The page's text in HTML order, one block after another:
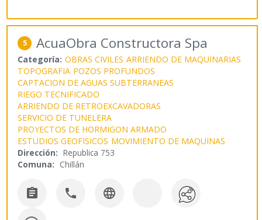
5 AcuaObra Constructora Spa
Categoría: OBRAS CIVILES ARRIENDO DE MAQUINARIAS
TOPOGRAFIA POZOS PROFUNDOS
CAPTACION DE AGUAS SUBTERRANEAS
RIEGO TECNIFICADO
ARRIENDO DE RETROEXCAVADORAS
SERVICIO DE TUNELERA
PROYECTOS DE HORMIGON ARMADO
ESTUDIOS GEOFISICOS MOVIMIENTO DE MAQUINAS
Dirección: Republica 753
Comuna: Chillán
  